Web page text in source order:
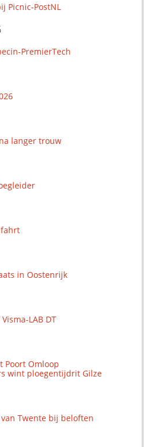
Picnic-PostNL
PremierTech
langer trouw
in Oostenrijk
LAB DT
Poort Omloop
wint ploegentijdrit Gilze
Twente bij beloften